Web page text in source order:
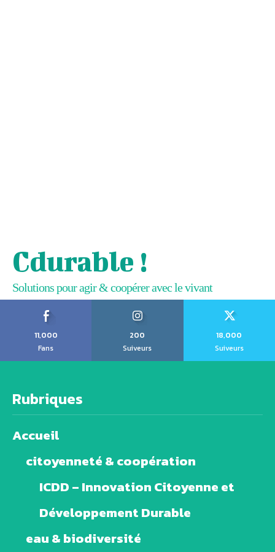
Cdurable !
Solutions pour agir & coopérer avec le vivant
11,000
Fans
200
Suiveurs
18,000
Suiveurs
Rubriques
Accueil
citoyenneté & coopération
ICDD – Innovation Citoyenne et
Développement Durable
eau & biodiversité